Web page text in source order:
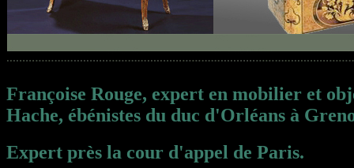
Françoise Rouge, expert en mobilier et
Hache, ébénistes du duc d'Orléans à
Expert près la cour d'appel de Paris.